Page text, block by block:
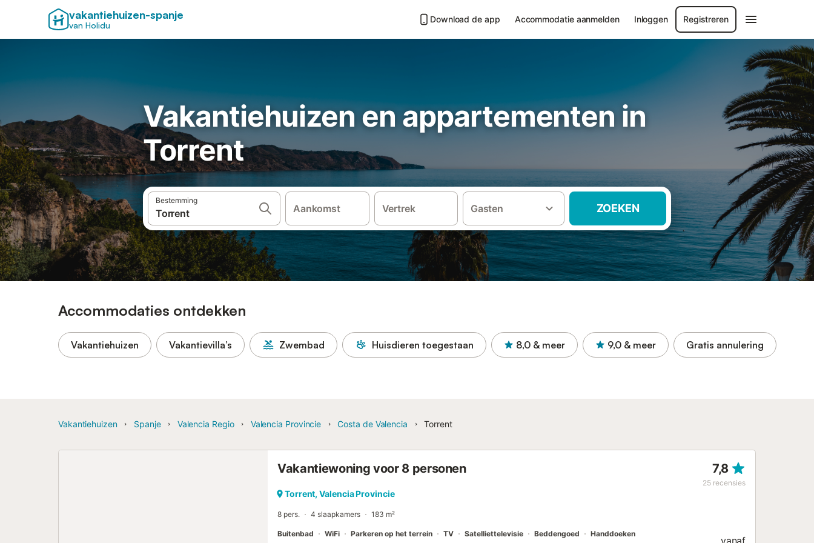
vakantiehuizen-spanje
van Holidu
Download de app Accommodatie aanmelden Inloggen Registreren
Vakantiehuizen en appartementen in
Torrent
Bestemming
Aankomst Vertrek Gasten ZOEKEN
Accommodaties ontdekken
Vakantiehuizen Vakantievilla’s Zwembad Huisdieren toegestaan 8,0 & meer 9,0 & meer Gratis annulering
Vakantiehuizen Spanje Valencia Regio Valencia Provincie Costa de Valencia Torrent
Vakantiewoning voor 8 personen 7,8
25 recensies
Torrent, Valencia Provincie
8 pers. 4 slaapkamers 183 m²
Buitenbad WiFi Parkeren op het terrein TV Satelliettelevisie Beddengoed Handdoeken
vanaf